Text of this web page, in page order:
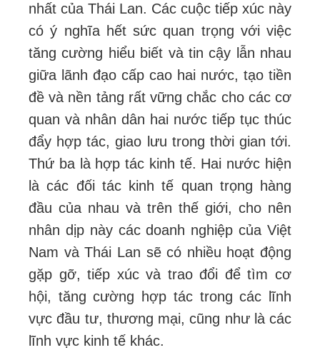
nhất của Thái Lan. Các cuộc tiếp xúc này
có ý nghĩa hết sức quan trọng với việc
tăng cường hiểu biết và tin cậy lẫn nhau
giữa lãnh đạo cấp cao hai nước, tạo tiền
đề và nền tảng rất vững chắc cho các cơ
quan và nhân dân hai nước tiếp tục thúc
đẩy hợp tác, giao lưu trong thời gian tới.
Thứ ba là hợp tác kinh tế. Hai nước hiện
là các đối tác kinh tế quan trọng hàng
đầu của nhau và trên thế giới, cho nên
nhân dịp này các doanh nghiệp của Việt
Nam và Thái Lan sẽ có nhiều hoạt động
gặp gỡ, tiếp xúc và trao đổi để tìm cơ
hội, tăng cường hợp tác trong các lĩnh
vực đầu tư, thương mại, cũng như là các
lĩnh vực kinh tế khác.